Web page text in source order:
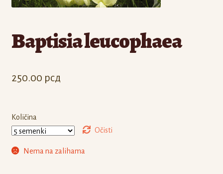
Baptisia leucophaea
250.00 рсд
Količina
Očisti
Nema na zalihama